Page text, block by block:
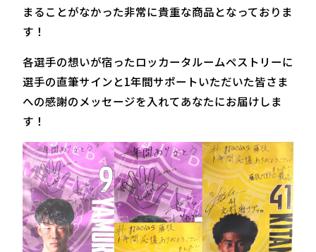
まることがなかった非常に貴重な商品となっておりま
す！
各選手の想いが宿ったロッカータルームペストリーに
選手の直筆サインと1年間サポートいただいた皆さま
への感謝のメッセージを入れてあなたにお届けしま
す！